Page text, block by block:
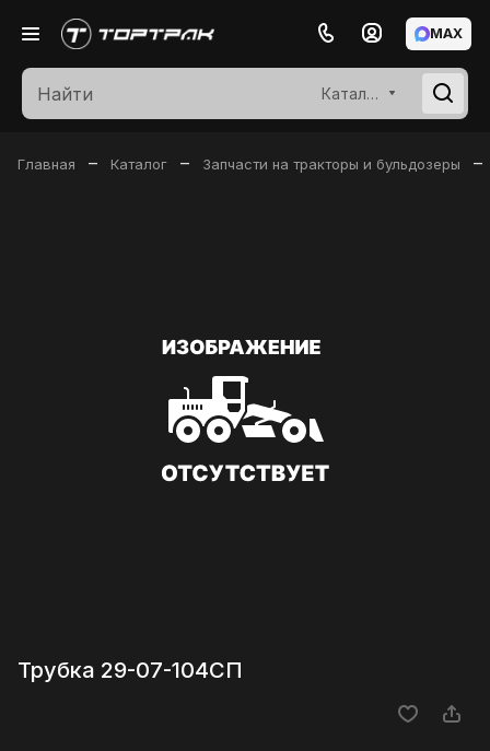
Каталог
MAX
Главная – Каталог – Запчасти на тракторы и бульдозеры –
Трубка 29-07-104СП